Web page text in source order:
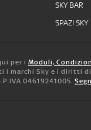
SKY BAR
SPAZI SKY
per i Moduli,
i marchi Sky e i diritti
04619241005.